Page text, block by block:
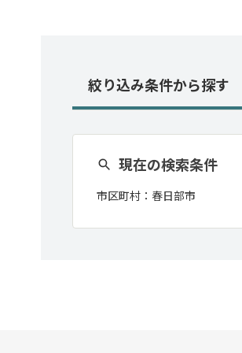
絞り込み条件から探す
現在の検索条件
市区町村： 春日部市